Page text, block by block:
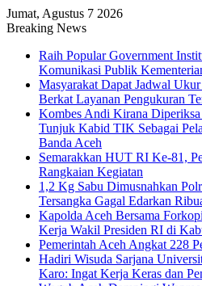
Jumat, Agustus 7 2026
Breaking News
Raih Popular Government
Komunikasi Publik
Masyarakat Dapat Jadwal
Berkat Layanan Pengukuran
Kombes Andi Kirana
Tunjuk Kabid TIK Sebagai
Banda Aceh
Semarakkan HUT RI Ke-81,
Rangkaian Kegiatan
1,2 Kg Sabu Dimusnahkan
Tersangka Gagal Edarkan
Kapolda Aceh Bersama
Kerja Wakil Presiden RI di
Pemerintah Aceh Angkat 228
Hadiri Wisuda Sarjana
Karo: Ingat Kerja Keras dan